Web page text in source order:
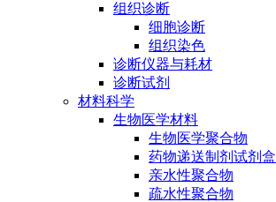
组织诊断
细胞诊断
组织染色
诊断仪器与耗材
诊断试剂
材料科学
生物医学材料
生物医学聚合物
药物递送制剂试剂盒
亲水性聚合物
疏水性聚合物